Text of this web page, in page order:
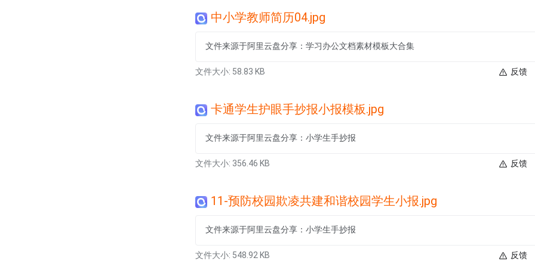
中小学教师简历04.jpg
文件来源于阿里云盘分享：学习办公文档素材模板大合集
文件大小: 58.83 KB 反馈
卡通学生护眼手抄报小报模板.jpg
文件来源于阿里云盘分享：小学生手抄报
文件大小: 356.46 KB 反馈
11-预防校园欺凌共建和谐校园学生小报.jpg
文件来源于阿里云盘分享：小学生手抄报
文件大小: 548.92 KB 反馈